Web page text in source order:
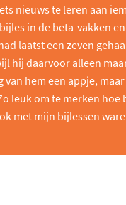
nieuws te leren aan
in de beta-vakken
laatst een zeven
hij daarvoor alleen
van hem een appje,
leuk om te merken hoe
met mijn bijlessen